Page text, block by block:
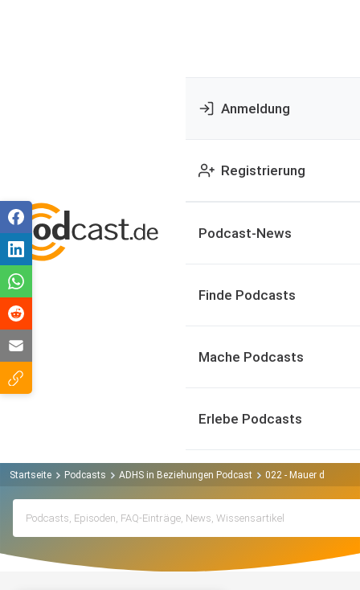
Anmeldung
Registrierung
Podcast-News
Finde Podcasts
Mache Podcasts
Erlebe Podcasts
Startseite Podcasts ADHS in Beziehungen Podcast 022 - Mauer des